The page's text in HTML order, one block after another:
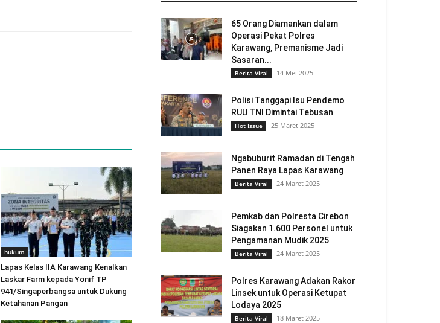
hukum
Lapas Kelas IIA Karawang Kenalkan
Laskar Farm kepada Yonif TP
941/Singaperbangsa untuk Dukung
Ketahanan Pangan
65 Orang Diamankan dalam
Operasi Pekat Polres
Karawang, Premanisme Jadi
Sasaran...
Berita Viral 14 Mei 2025
Polisi Tanggapi Isu Pendemo
RUU TNI Dimintai Tebusan
Hot Issue 25 Maret 2025
Ngabuburit Ramadan di Tengah
Panen Raya Lapas Karawang
Berita Viral 24 Maret 2025
Pemkab dan Polresta Cirebon
Siagakan 1.600 Personel untuk
Pengamanan Mudik 2025
Berita Viral 24 Maret 2025
Polres Karawang Adakan Rakor
Linsek untuk Operasi Ketupat
Lodaya 2025
Berita Viral 18 Maret 2025